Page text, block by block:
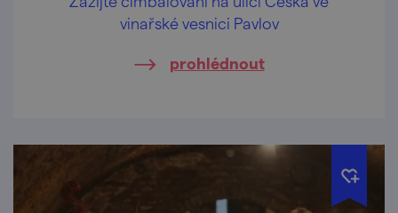
vinařské vesnici Pavlov
prohlédnout